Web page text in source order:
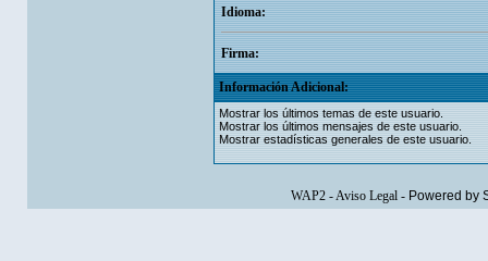
Idioma:
Firma:
Información Adicional:
Mostrar los últimos temas de este usuario.
Mostrar los últimos mensajes de este usuario.
Mostrar estadísticas generales de este usuario.
WAP2-Aviso Legal- Powered by